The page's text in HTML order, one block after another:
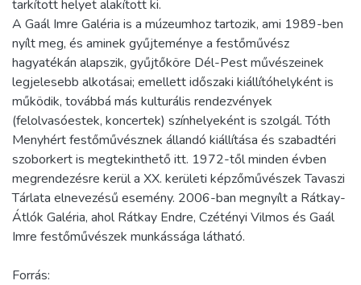
tarkított helyet alakított ki.
A Gaál Imre Galéria is a múzeumhoz tartozik, ami 1989-ben
nyílt meg, és aminek gyűjteménye a festőművész
hagyatékán alapszik, gyűjtőköre Dél-Pest művészeinek
legjelesebb alkotásai; emellett időszaki kiállítóhelyként is
működik, továbbá más kulturális rendezvények
(felolvasóestek, koncertek) színhelyeként is szolgál. Tóth
Menyhért festőművésznek állandó kiállítása és szabadtéri
szoborkert is megtekinthető itt. 1972-től minden évben
megrendezésre kerül a XX. kerületi képzőművészek Tavaszi
Tárlata elnevezésű esemény. 2006-ban megnyílt a Rátkay-
Átlók Galéria, ahol Rátkay Endre, Czétényi Vilmos és Gaál
Imre festőművészek munkássága látható.
Forrás: